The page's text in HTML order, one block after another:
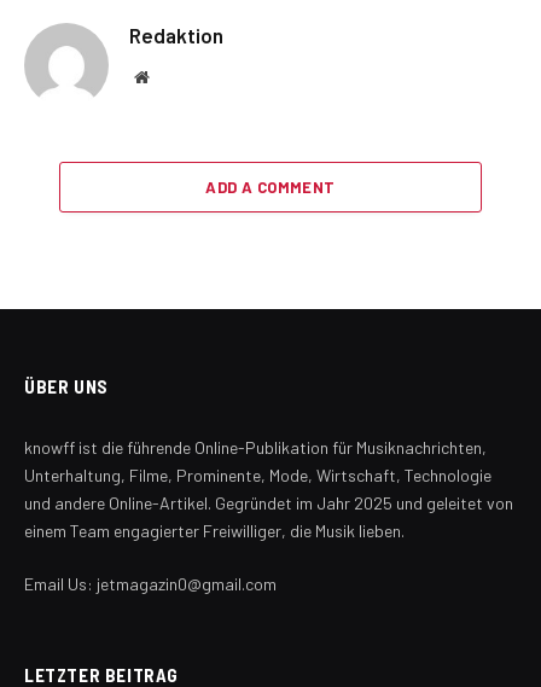
Redaktion
Website
ADD A COMMENT
ÜBER UNS
knowff ist die führende Online-Publikation für Musiknachrichten,
Unterhaltung, Filme, Prominente, Mode, Wirtschaft, Technologie
und andere Online-Artikel. Gegründet im Jahr 2025 und geleitet von
einem Team engagierter Freiwilliger, die Musik lieben.
Email Us: jetmagazin0@gmail.com
LETZTER BEITRAG